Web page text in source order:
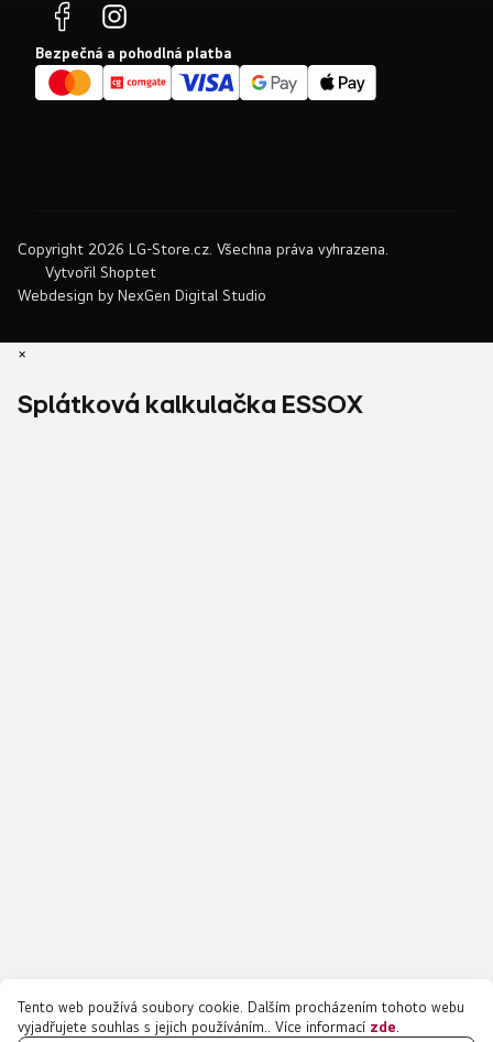
Tento web používá soubory cookie. Dalším procházením tohoto webu
vyjadřujete souhlas s jejich používáním.. Více informací zde
Bezpečná a pohodlná platba
Webdesign by NexGen Digital Studio
Vytvořil Shoptet
Copyright 2026 LG-Store.cz . Všechna práva vyhrazena.
×
Splátková kalkulačka ESSOX